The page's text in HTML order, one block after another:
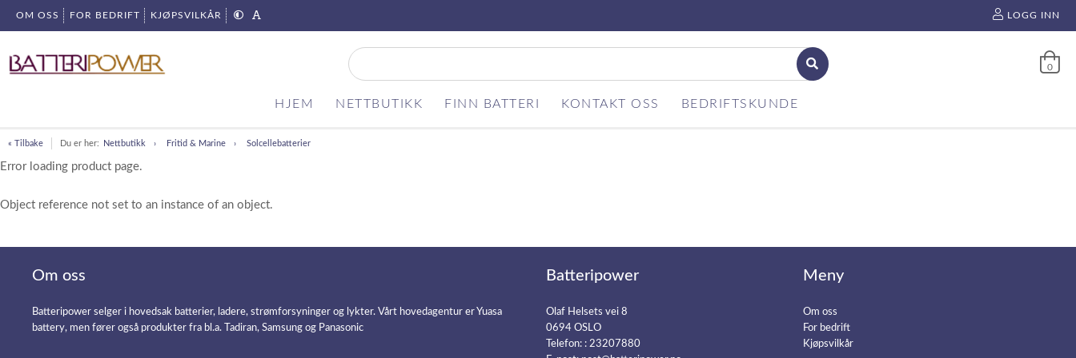
OM OSS FOR BEDRIFT KJØPSVILKÅR LOGG INN
0
HJEM NETTBUTIKK FINN BATTERI KONTAKT OSS BEDRIFTSKUNDE
« Tilbake Du er her: Nettbutikk Fritid & Marine Solcellebatterier
Error loading product page.
Object reference not set to an instance of an object.
Om oss
Batteripower selger i hovedsak batterier, ladere, strømforsyninger og lykter. Vårt hovedagentur er Yuasa
battery, men fører også produkter fra bl.a. Tadiran, Samsung og Panasonic
Batteripower
Olaf Helsets vei 8
0694 OSLO
Telefon: : 23207880
Meny
Om oss
For bedrift
Kjøpsvilkår